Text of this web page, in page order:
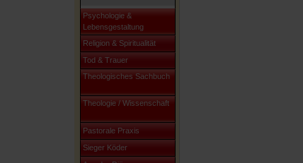
Psychologie &
Lebensgestaltung
Religion & Spiritualität
Tod & Trauer
Theologisches Sachbuch
Theologie / Wissenschaft
Pastorale Praxis
Sieger Köder